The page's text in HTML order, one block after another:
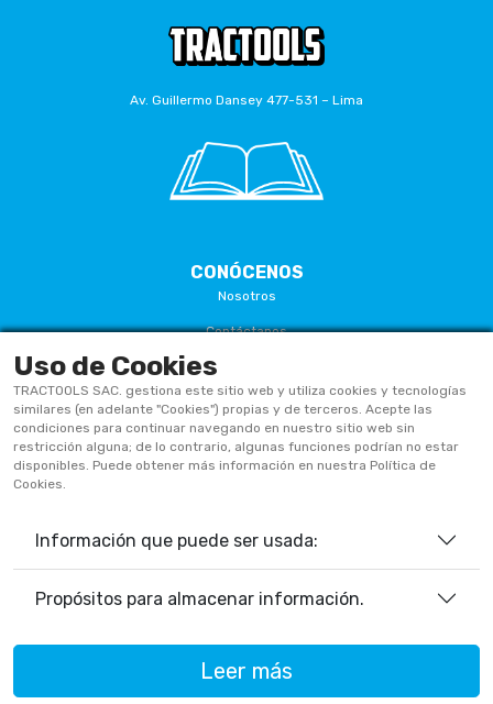
Av. Guillermo Dansey 477-531 – Lima
CONÓCENOS
Nosotros
Contáctanos
Términos Y Condiciones
Políticas De Privacidad
Políticas De Cookies
Preguntas Frecuentes
933906515
Horario de Atención:
Uso de Cookies
TRACTOOLS SAC. gestiona este sitio web y utiliza cookies y tecnologías
similares (en adelante "Cookies") propias y de terceros. Acepte las
condiciones para continuar navegando en nuestro sitio web sin
restricción alguna; de lo contrario, algunas funciones podrían no estar
disponibles. Puede obtener más información en nuestra Política de
Cookies.
Información que puede ser usada:
Propósitos para almacenar información.
Leer más